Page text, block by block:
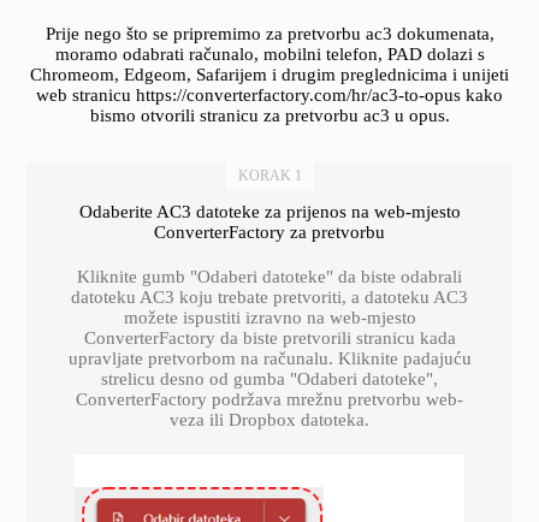
Prije nego što se pripremimo za pretvorbu ac3 dokumenata,
moramo odabrati računalo, mobilni telefon, PAD dolazi s
Chromeom, Edgeom, Safarijem i drugim preglednicima i unijeti
web stranicu https://converterfactory.com/hr/ac3-to-opus kako
bismo otvorili stranicu za pretvorbu ac3 u opus.
KORAK 1
Odaberite AC3 datoteke za prijenos na web-mjesto
ConverterFactory za pretvorbu
Kliknite gumb "Odaberi datoteke" da biste odabrali
datoteku AC3 koju trebate pretvoriti, a datoteku AC3
možete ispustiti izravno na web-mjesto
ConverterFactory da biste pretvorili stranicu kada
upravljate pretvorbom na računalu. Kliknite padajuću
strelicu desno od gumba "Odaberi datoteke",
ConverterFactory podržava mrežnu pretvorbu web-
veza ili Dropbox datoteka.